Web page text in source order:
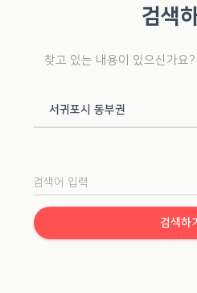
검색
찾고 있는 내용이 있으신가요
서귀포시 동부권
검색하기